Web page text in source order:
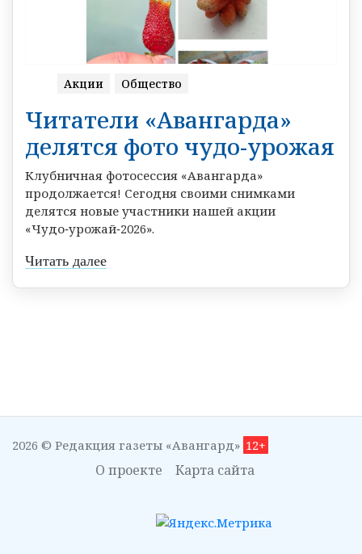
Акции Общество
Читатели «Авангарда»
делятся фото чудо-урожая
Клубничная фотосессия «Авангарда»
продолжается! Сегодня своими снимками
делятся новые участники нашей акции
«Чудо‑урожай‑2026».
Читать далее
2026 © Редакция газеты «Авангард» 12+
О проекте Карта сайта